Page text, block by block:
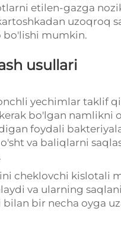
etilen-gazga
uzoqroq
bo'lishi mumkin.
usullari
yechimlar taklif
bo'lgan namlikni
foydali
va baliqlarni
cheklovchi kislotali
va ularning
bir necha oyga